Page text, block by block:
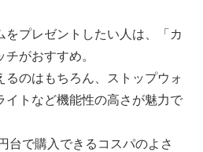
をプレゼントしたい人は、「カ
がおすすめ。
るのはもちろん、ストップウォ
イトなど機能性の高さが魅力で
台で購入できるコスパのよさ